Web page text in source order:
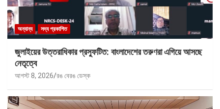
অন্যান্য সদ্য প্রকাশিত
জুলাইয়ের উত্তরাধিকার প্রস্ফুটিত: বাংলাদেশের তরুণরা এগিয়ে আসছে
নেতৃত্বে
আগস্ট 8, 2026 রঙ বেরঙ ডেস্ক